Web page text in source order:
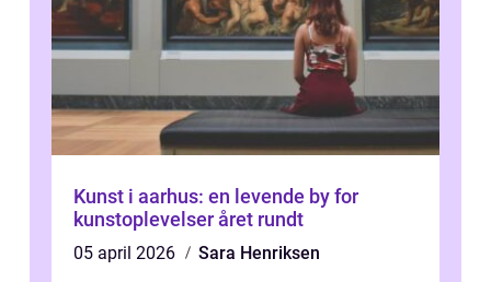
Kunst i aarhus: en levende by for
kunstoplevelser året rundt
05 april 2026
Sara Henriksen